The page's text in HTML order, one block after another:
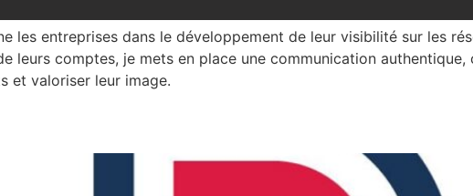
les entreprises dans le développement de leur visibilité sur les
leurs comptes, je mets en place une communication
et valoriser leur image.